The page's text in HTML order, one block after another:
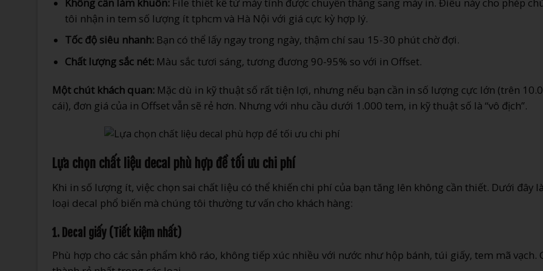
tôi nhận in tem số lượng ít tphcm và Hà Nội với giá cực kỳ hợp lý.
Tốc độ siêu nhanh:Bạn có thể lấy ngay trong ngày, thậm chí sau 15-30 phút chờ đợi.
Chất lượng sắc nét:Màu sắc tươi sáng, tương đương 90-95% so với in Offset.
Một chút khách quan: Mặc dù in kỹ thuật số rất tiện lợi, nhưng nếu bạn cần in số lượng cực lớn (trên
cái), đơn giá của in Offset vẫn sẽ rẻ hơn. Nhưng với nhu cầu dưới 1.000 tem, in kỹ thuật số là “vô địch”.
Lựa chọn chất liệu decal phù hợp để tối ưu chi phí
Khi in số lượng ít, việc chọn sai chất liệu có thể khiến chi phí của bạn tăng lên không cần thiết. Dưới đây
loại decal phổ biến mà chúng tôi thường tư vấn cho khách hàng:
1. Decal giấy (Tiết kiệm nhất)
Phù hợp cho các sản phẩm khô ráo, không tiếp xúc nhiều với nước như hộp bánh, túi giấy, tem mã vạch.